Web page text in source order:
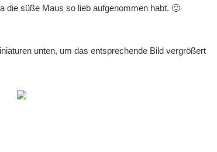
die süße Maus so lieb aufgenommen habt. 🙂
unten, um das entsprechende Bild vergrößert